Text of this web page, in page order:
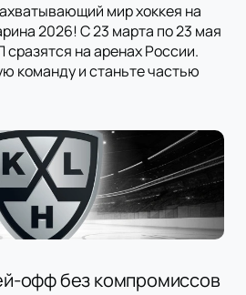
мир хоккея на
2026! С 23 марта по 23 мая
на аренах России.
команду и станьте частью
офф без компромиссов